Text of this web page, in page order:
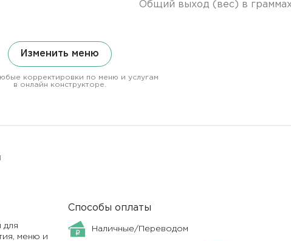
Общий выход (вес) в
Изменить меню
корректировки по меню и услугам
в онлайн конструкторе.
для
меню и
Способы оплаты
Наличные/Переводом